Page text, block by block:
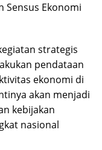
Sensus Ekonomi
strategis
pendataan
ekonomi di
akan menjadi
kebijakan
nasional